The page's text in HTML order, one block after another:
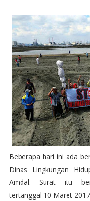
Beberapa hari ini ada
Dinas Lingkungan
Amdal. Surat itu
tertanggal 10 Maret